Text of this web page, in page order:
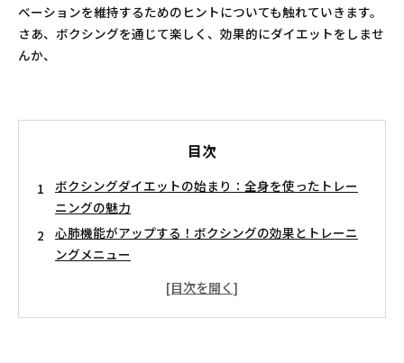
ベーションを維持するためのヒントについても触れていきます。
さあ、ボクシングを通じて楽しく、効果的にダイエットをしませ
んか、
目次
ボクシングダイエットの始まり：全身を使ったトレー
ニングの魅力
心肺機能がアップする！ボクシングの効果とトレーニ
ングメニュー
自宅でできるボクシングトレーニング：手軽に始める